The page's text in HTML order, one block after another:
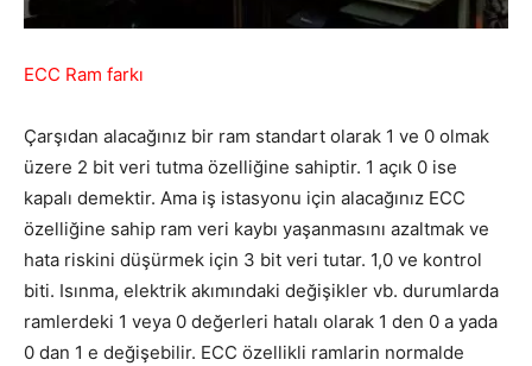
ECC Ram farkı
Çarşıdan alacağınız bir ram standart olarak 1 ve 0 olmak
üzere 2 bit veri tutma özelliğine sahiptir. 1 açık 0 ise
kapalı demektir. Ama iş istasyonu için alacağınız ECC
özelliğine sahip ram veri kaybı yaşanmasını azaltmak ve
hata riskini düşürmek için 3 bit veri tutar. 1,0 ve kontrol
biti. Isınma, elektrik akımındaki değişikler vb. durumlarda
ramlerdeki 1 veya 0 değerleri hatalı olarak 1 den 0 a yada
0 dan 1 e değişebilir. ECC özellikli ramlarin normalde